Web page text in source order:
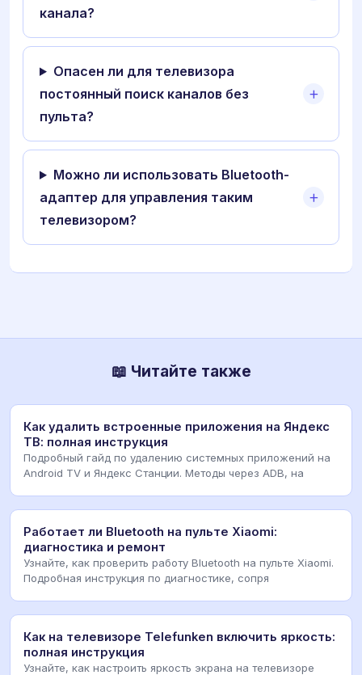
канала?
Опасен ли для телевизора
постоянный поиск каналов без
пульта?
Можно ли использовать Bluetooth-
адаптер для управления таким
телевизором?
📖 Читайте также
Как удалить встроенные приложения на Яндекс
ТВ: полная инструкция
Подробный гайд по удалению системных приложений на
Android TV и Яндекс Станции. Методы через ADB, на
Работает ли Bluetooth на пульте Xiaomi:
диагностика и ремонт
Узнайте, как проверить работу Bluetooth на пульте Xiaomi.
Подробная инструкция по диагностике, сопря
Как на телевизоре Telefunken включить яркость:
полная инструкция
Узнайте, как настроить яркость экрана на телевизоре